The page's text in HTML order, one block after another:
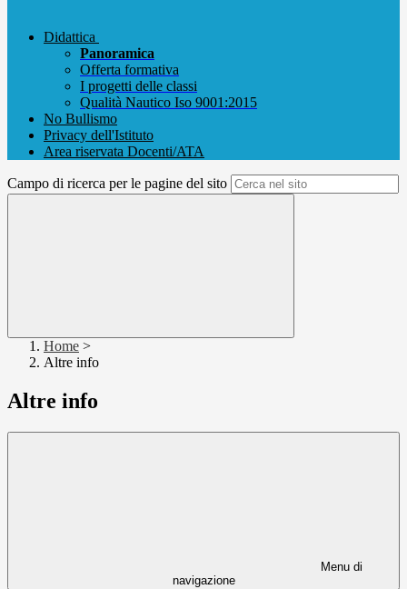
Didattica
Panoramica
Offerta formativa
I progetti delle classi
Qualità Nautico Iso 9001:2015
No Bullismo
Privacy dell'Istituto
Area riservata Docenti/ATA
Campo di ricerca per le pagine del sito
Home >
Altre info
Altre info
Menu di
navigazione